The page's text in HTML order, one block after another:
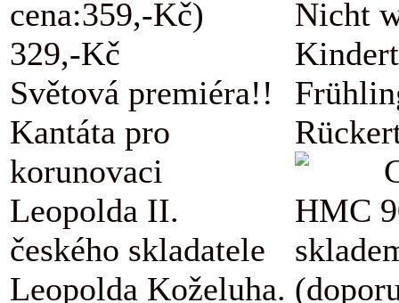
cena:359,-Kč)
329,-Kč
Světová premiéra!!
Kantáta pro
korunovaci
Leopolda II.
českého skladatele
Leopolda Koželuha.
Nicht
HMC